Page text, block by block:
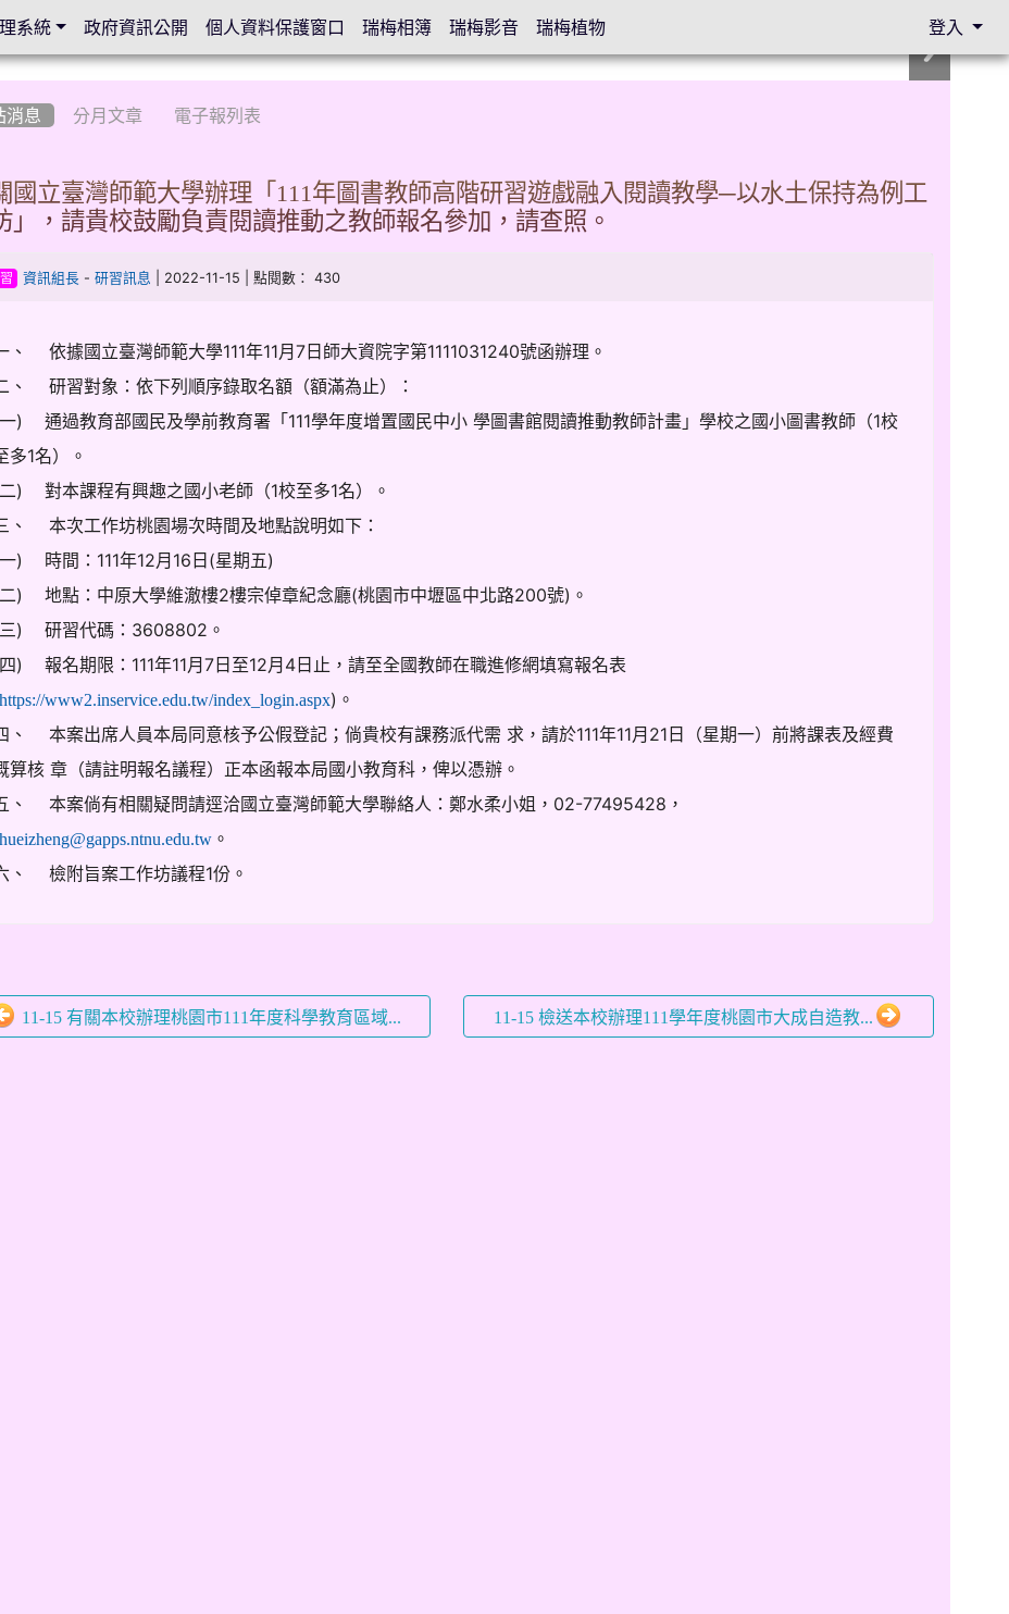
消息 分月文章 電子報列表
國立臺灣師範大學辦理「111年圖書教師高階研習遊戲融入閱讀教學─以水土保持為例工
」，請貴校鼓勵負責閱讀推動之教師報名參加，請查照。
資訊組長 -研習訊息 | 2022-11-15 | 點閱數： 430
、 依據國立臺灣師範大學111年11月7日師大資院字第1111031240號函辦理。
、 研習對象：依下列順序錄取名額（額滿為止）：
) 通過教育部國民及學前教育署「111學年度增置國民中小 學圖書館閱讀推動教師計畫」學校之國小圖書教師（1校
多1名）。
) 對本課程有興趣之國小老師（1校至多1名）。
、 本次工作坊桃園場次時間及地點說明如下：
) 時間：111年12月16日(星期五)
) 地點：中原大學維澈樓2樓宗倬章紀念廳(桃園市中壢區中北路200號)。
) 研習代碼：3608802。
) 報名期限：111年11月7日至12月4日止，請至全國教師在職進修網填寫報名表
https://www2.inservice.edu.tw/index_login.aspx)。
、 本案出席人員本局同意核予公假登記；倘貴校有課務派代需 求，請於111年11月21日（星期一）前將課表及經費
算核 章（請註明報名議程）正本函報本局國小教育科，俾以憑辦。
、 本案倘有相關疑問請逕洽國立臺灣師範大學聯絡人：鄭水柔小姐，02-77495428，
。
、 檢附旨案工作坊議程1份。
11-15 有關本校辦理桃園市111年度科學教育區域... 11-15 檢送本校辦理111學年度桃園市大成自造教...
系統 政府資訊公開 個人資料保護窗口 瑞梅相簿 瑞梅影音 瑞梅植物 登入